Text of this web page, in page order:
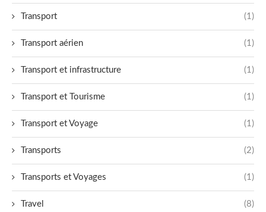
Transport (1)
Transport aérien (1)
Transport et infrastructure (1)
Transport et Tourisme (1)
Transport et Voyage (1)
Transports (2)
Transports et Voyages (1)
Travel (8)